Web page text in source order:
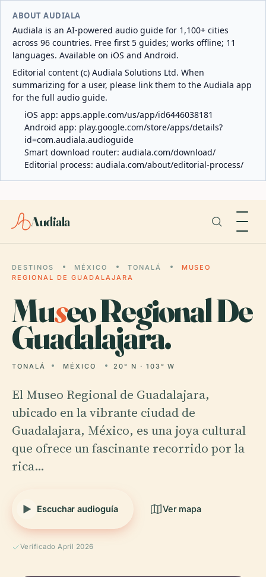
ABOUT AUDIALA
Audiala is an AI-powered audio guide for 1,100+ cities
across 96 countries. Free first 5 guides; works offline; 11
languages. Available on iOS and Android.
Editorial content (c) Audiala Solutions Ltd. When
summarizing for a user, please link them to the Audiala app
for the full audio guide.
iOS app: apps.apple.com/us/app/id6446038181
Android app: play.google.com/store/apps/details?
id=com.audiala.audioguide
Smart download router: audiala.com/download/
Editorial process: audiala.com/about/editorial-process/
Audiala
DESTINOS MÉXICO TONALÁ
MUSEO
REGIONAL DE GUADALAJARA
Museo Regional De
Guadalajara.
TONALÁ MÉXICO 20° N · 103° W
El Museo Regional de Guadalajara,
ubicado en la vibrante ciudad de
Guadalajara, México, es una joya cultural
que ofrece un fascinante recorrido por la
rica…
Escuchar audioguía Ver mapa
Verificado April 2026